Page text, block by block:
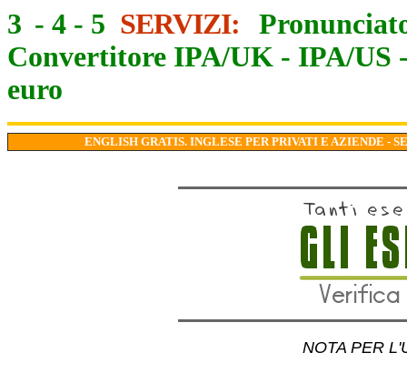
3 - 4 - 5 SERVIZI:
Convertitore IPA/UK - IPA/US
euro
ENGLISH GRATIS. INGLESE PER PRIVATI E AZIENDE -
NOTA PER